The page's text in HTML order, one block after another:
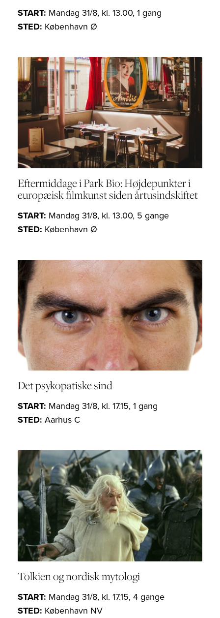
START: Mandag 31/8, kl. 13.00, 1 gang
STED: København Ø
Eftermiddage i Park Bio: Højdepunkter i
europæisk filmkunst siden årtusindskiftet
START: Mandag 31/8, kl. 13.00, 5 gange
STED: København Ø
Det psykopatiske sind
START: Mandag 31/8, kl. 17.15, 1 gang
STED: Aarhus C
Tolkien og nordisk mytologi
START: Mandag 31/8, kl. 17.15, 4 gange
STED: København NV